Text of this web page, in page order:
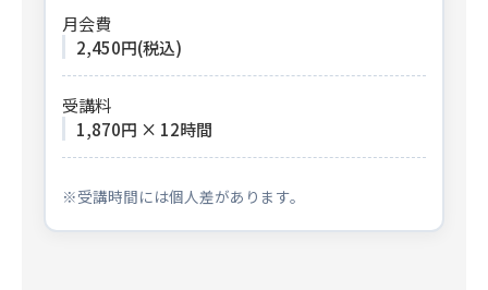
月会費
2,450円(税込)
受講料
1,870円 × 12時間
※受講時間には個人差があります。